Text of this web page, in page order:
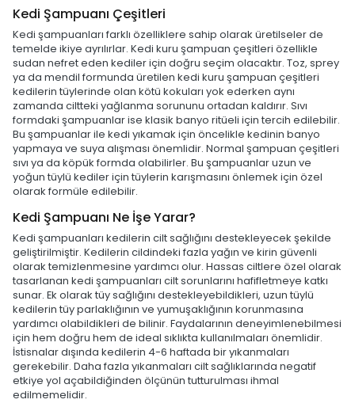
Kedi Şampuanı Çeşitleri
Kedi şampuanları farklı özelliklere sahip olarak üretilseler de
temelde ikiye ayrılırlar. Kedi kuru şampuan çeşitleri özellikle
sudan nefret eden kediler için doğru seçim olacaktır. Toz, sprey
ya da mendil formunda üretilen kedi kuru şampuan çeşitleri
kedilerin tüylerinde olan kötü kokuları yok ederken aynı
zamanda ciltteki yağlanma sorununu ortadan kaldırır. Sıvı
formdaki şampuanlar ise klasik banyo ritüeli için tercih edilebilir.
Bu şampuanlar ile kedi yıkamak için öncelikle kedinin banyo
yapmaya ve suya alışması önemlidir. Normal şampuan çeşitleri
sıvı ya da köpük formda olabilirler. Bu şampuanlar uzun ve
yoğun tüylü kediler için tüylerin karışmasını önlemek için özel
olarak formüle edilebilir.
Kedi Şampuanı Ne İşe Yarar?
Kedi şampuanları kedilerin cilt sağlığını destekleyecek şekilde
geliştirilmiştir. Kedilerin cildindeki fazla yağın ve kirin güvenli
olarak temizlenmesine yardımcı olur. Hassas ciltlere özel olarak
tasarlanan kedi şampuanları cilt sorunlarını hafifletmeye katkı
sunar. Ek olarak tüy sağlığını destekleyebildikleri, uzun tüylü
kedilerin tüy parlaklığının ve yumuşaklığının korunmasına
yardımcı olabildikleri de bilinir. Faydalarının deneyimlenebilmesi
için hem doğru hem de ideal sıklıkta kullanılmaları önemlidir.
İstisnalar dışında kedilerin 4-6 haftada bir yıkanmaları
gerekebilir. Daha fazla yıkanmaları cilt sağlıklarında negatif
etkiye yol açabildiğinden ölçünün tutturulması ihmal
edilmemelidir.